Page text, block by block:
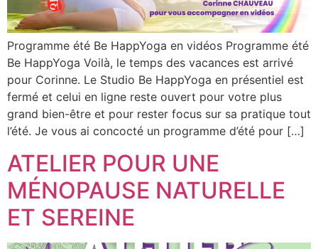
Programme été Be HappYoga en vidéos Programme été
Be HappYoga Voilà, le temps des vacances est arrivé
pour Corinne. Le Studio Be HappYoga en présentiel est
fermé et celui en ligne reste ouvert pour votre plus
grand bien-être et pour rester focus sur sa pratique tout
l’été. Je vous ai concocté un programme d’été pour […]
ATELIER POUR UNE
MÉNOPAUSE NATURELLE
ET SEREINE